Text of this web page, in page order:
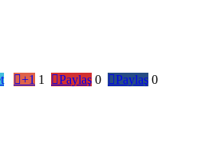
+1 1 Paylaş 0 Paylaş 0